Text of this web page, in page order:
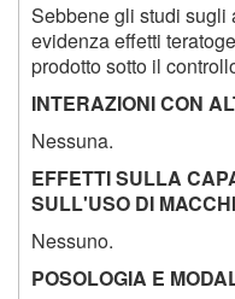
Sebbene gli studi sugli
evidenza effetti
prodotto sotto il
INTERAZIONI CON
Nessuna.
EFFETTI SULLA
SULL'USO DI
Nessuno.
POSOLOGIA E